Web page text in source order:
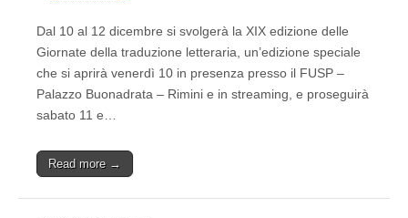
Dal 10 al 12 dicembre si svolgerà la XIX edizione delle
Giornate della traduzione letteraria, un’edizione speciale
che si aprirà venerdì 10 in presenza presso il FUSP –
Palazzo Buonadrata – Rimini e in streaming, e proseguirà
sabato 11 e…
Read more →